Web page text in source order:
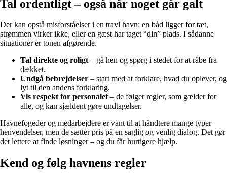
Tal ordentligt – også når noget går galt
Der kan opstå misforståelser i en travl havn: en båd ligger for tæt,
strømmen virker ikke, eller en gæst har taget “din” plads. I sådanne
situationer er tonen afgørende.
Tal direkte og roligt– gå hen og spørg i stedet for at råbe fra
dækket.
Undgå bebrejdelser – start med at forklare, hvad du oplever, og
lyt til den andens forklaring.
Vis respekt for personalet– de følger regler, som gælder for
alle, og kan sjældent gøre undtagelser.
Havnefogeder og medarbejdere er vant til at håndtere mange typer
henvendelser, men de sætter pris på en saglig og venlig dialog. Det gør
det lettere at finde løsninger – og du får hurtigere hjælp.
Kend og følg havnens regler